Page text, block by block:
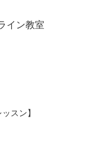
イン教室
スン】